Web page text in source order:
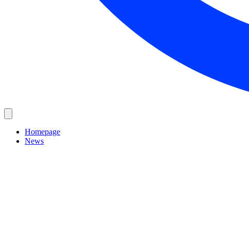
Homepage
News